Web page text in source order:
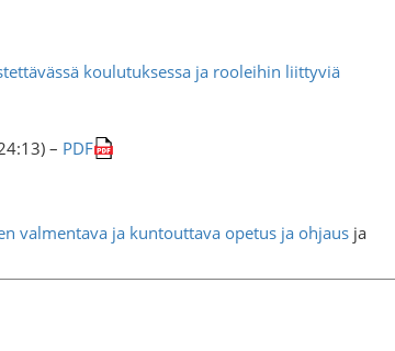
koulutuksessa ja rooleihin liittyviä
– PDF
valmentava ja kuntouttava opetus ja ohjaus ja